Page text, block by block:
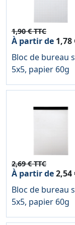
1,90 € TTC
À partir de 1,78
Bloc de bureau
5x5, papier 60g
2,69 € TTC
À partir de2,54
Bloc de bureau
5x5, papier 60g